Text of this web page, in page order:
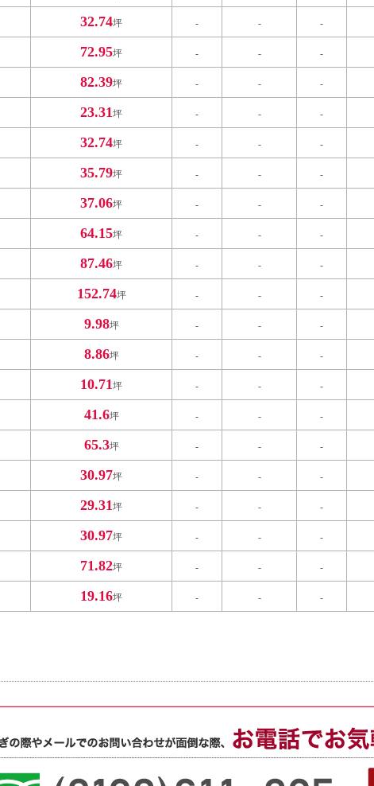
32.74坪 - - -
72.95坪 - - -
82.39坪 - - -
23.31坪 - - -
32.74坪 - - -
35.79坪 - - -
37.06坪 - - -
64.15坪 - - -
87.46坪 - - -
152.74坪 - - -
9.98坪 - - -
8.86坪 - - -
10.71坪 - - -
41.6坪 - - -
65.3坪 - - -
30.97坪 - - -
29.31坪 - - -
30.97坪 - - -
71.82坪 - - -
19.16坪 - - -